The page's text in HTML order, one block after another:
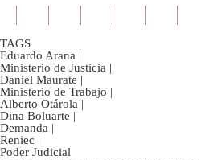
TAGS
Eduardo Arana |
Ministerio de Justicia |
Daniel Maurate |
Ministerio de Trabajo |
Alberto Otárola |
Dina Boluarte |
Demanda |
Reniec |
Poder Judicial